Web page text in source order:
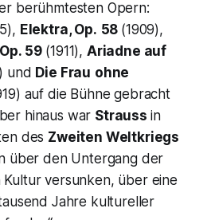
berühmtesten Opern:
Elektra, Op. 58 (1909),
59(1911), Ariadne auf
und Die Frau ohne
auf die Bühne gebracht
hinaus war Strauss in
des Zweiten Weltkriegs
über den Untergang der
versunken, über eine
Jahre kultureller